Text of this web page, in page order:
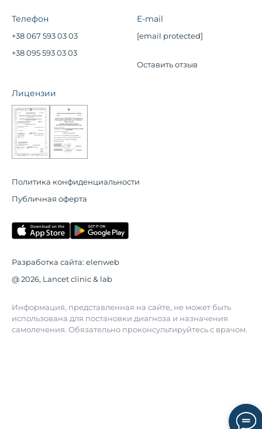
Телефон
+38 067 593 03 03
+38 095 593 03 03
E-mail
[email protected]
Оставить отзыв
Лицензии
Политика конфиденциальности
Публичная оферта
Разработка сайта: elenweb
@ 2026, Lancet clinic & lab
Информация, представленная на сайте, не может быть
использована для постановки диагноза и назначения
самолечения. Обязательно проконсультируйтесь с врачом.